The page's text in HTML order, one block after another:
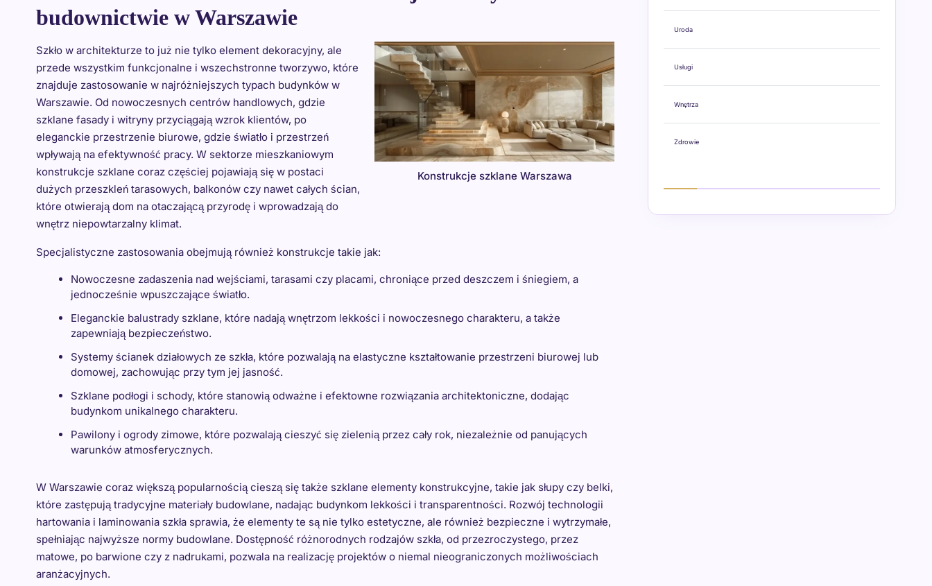
budownictwie w Warszawie
Konstrukcje szklane Warszawa
Szkło w architekturze to już nie tylko element dekoracyjny, ale
przede wszystkim funkcjonalne i wszechstronne tworzywo, które
znajduje zastosowanie w najróżniejszych typach budynków w
Warszawie. Od nowoczesnych centrów handlowych, gdzie
szklane fasady i witryny przyciągają wzrok klientów, po
eleganckie przestrzenie biurowe, gdzie światło i przestrzeń
wpływają na efektywność pracy. W sektorze mieszkaniowym
konstrukcje szklane coraz częściej pojawiają się w postaci
dużych przeszkleń tarasowych, balkonów czy nawet całych ścian,
które otwierają dom na otaczającą przyrodę i wprowadzają do
wnętrz niepowtarzalny klimat.
Specjalistyczne zastosowania obejmują również konstrukcje takie jak:
Nowoczesne zadaszenia nad wejściami, tarasami czy placami, chroniące przed deszczem i śniegiem, a
jednocześnie wpuszczające światło.
Eleganckie balustrady szklane, które nadają wnętrzom lekkości i nowoczesnego charakteru, a także
zapewniają bezpieczeństwo.
Systemy ścianek działowych ze szkła, które pozwalają na elastyczne kształtowanie przestrzeni biurowej lub
domowej, zachowując przy tym jej jasność.
Szklane podłogi i schody, które stanowią odważne i efektowne rozwiązania architektoniczne, dodając
budynkom unikalnego charakteru.
Pawilony i ogrody zimowe, które pozwalają cieszyć się zielenią przez cały rok, niezależnie od panujących
warunków atmosferycznych.
W Warszawie coraz większą popularnością cieszą się także szklane elementy konstrukcyjne, takie jak słupy czy belki,
które zastępują tradycyjne materiały budowlane, nadając budynkom lekkości i transparentności. Rozwój technologii
hartowania i laminowania szkła sprawia, że elementy te są nie tylko estetyczne, ale również bezpieczne i wytrzymałe,
spełniając najwyższe normy budowlane. Dostępność różnorodnych rodzajów szkła, od przezroczystego, przez
matowe, po barwione czy z nadrukami, pozwala na realizację projektów o niemal nieograniczonych możliwościach
aranżacyjnych.
Uroda
Usługi
Wnętrza
Zdrowie